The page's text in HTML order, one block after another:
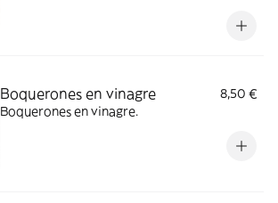
Boquerones en vinagre
8,50 €
Boquerones en vinagre.